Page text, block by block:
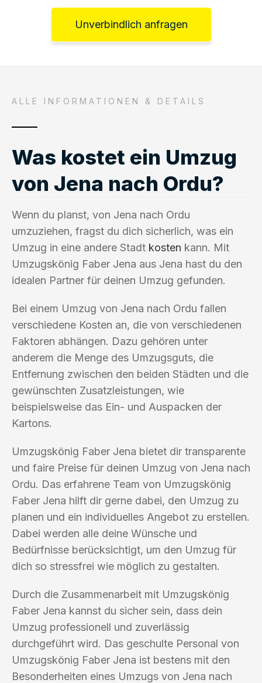
Unverbindlich anfragen
ALLE INFORMATIONEN & DETAILS
Was kostet ein Umzug
von Jena nach Ordu?
Wenn du planst, von Jena nach Ordu
umzuziehen, fragst du dich sicherlich, was ein
Umzug in eine andere Stadt kosten kann. Mit
Umzugskönig Faber Jena aus Jena hast du den
idealen Partner für deinen Umzug gefunden.
Bei einem Umzug von Jena nach Ordu fallen
verschiedene Kosten an, die von verschiedenen
Faktoren abhängen. Dazu gehören unter
anderem die Menge des Umzugsguts, die
Entfernung zwischen den beiden Städten und die
gewünschten Zusatzleistungen, wie
beispielsweise das Ein- und Auspacken der
Kartons.
Umzugskönig Faber Jena bietet dir transparente
und faire Preise für deinen Umzug von Jena nach
Ordu. Das erfahrene Team von Umzugskönig
Faber Jena hilft dir gerne dabei, den Umzug zu
planen und ein individuelles Angebot zu erstellen.
Dabei werden alle deine Wünsche und
Bedürfnisse berücksichtigt, um den Umzug für
dich so stressfrei wie möglich zu gestalten.
Durch die Zusammenarbeit mit Umzugskönig
Faber Jena kannst du sicher sein, dass dein
Umzug professionell und zuverlässig
durchgeführt wird. Das geschulte Personal von
Umzugskönig Faber Jena ist bestens mit den
Besonderheiten eines Umzugs von Jena nach